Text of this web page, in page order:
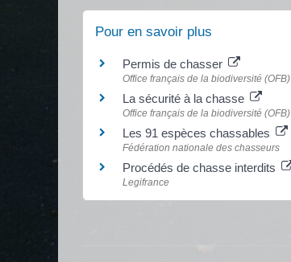
Pour en savoir plus
Permis de chasser
Office français de la biodiversité (OFB)
La sécurité à la chasse
Office français de la biodiversité (OFB)
Les 91 espèces chassables
Fédération nationale des chasseurs
Procédés de chasse interdits
Legifrance